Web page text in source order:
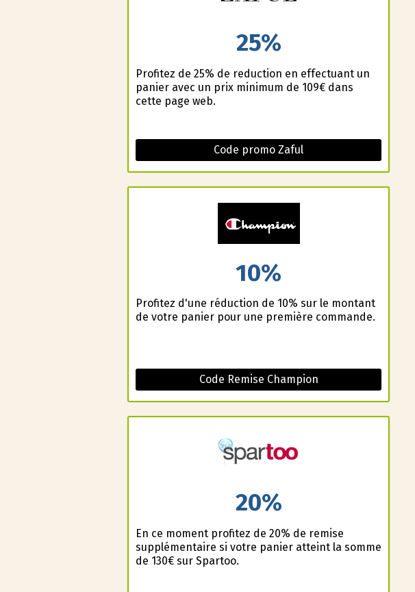
25%
Profitez de 25% de reduction en effectuant un
panier avec un prix minimum de 109€ dans
cette page web.
Code promo Zaful
10%
Profitez d'une réduction de 10% sur le montant
de votre panier pour une première commande.
Code Remise Champion
20%
En ce moment profitez de 20% de remise
supplémentaire si votre panier atteint la somme
de 130€ sur Spartoo.